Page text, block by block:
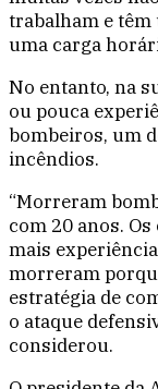
trabalham e
uma carga
No entanto, na
ou pouca
bombeiros, um
incêndios.
“Morreram
com 20 anos.
mais
morreram
estratégia de
o ataque
considerou.